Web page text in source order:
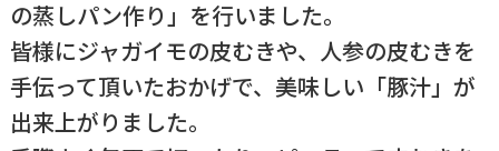
の蒸しパン作り」を行いました。
皆様にジャガイモの皮むきや、人参の皮むきを
手伝って頂いたおかげで、美味しい「豚汁」が
出来上がりました。